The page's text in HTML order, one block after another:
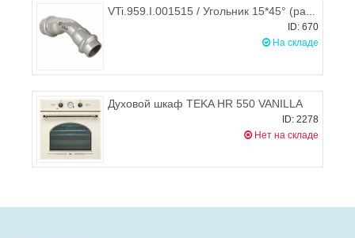
VTi.959.I.001515 / Угольник 15*45° (раструб - раструб), VALTEC
ID: 670
На складе
Духовой шкаф TEKA HR 550 VANILLA
ID: 2278
Нет на складе